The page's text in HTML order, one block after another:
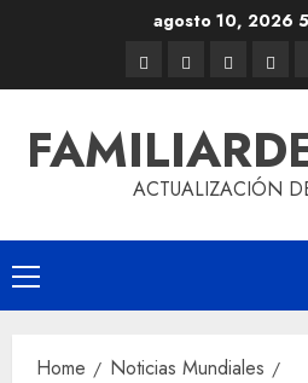
agosto 10, 2026
ACTUALIZACIÓN
Home
Noticias Mundiales